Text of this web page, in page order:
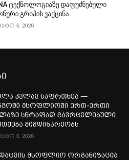
ტექნოლოგიაზე დაფუძნებული
გრიპის ვაქცინა
6, 2026
კვლავ საფრთხეა —
მსოფლიოში ერთ-ერთი
სწრაფად გავრცელებული
მიმდინარეობს
6, 2026
მსოფლიო ორგანიზაცია